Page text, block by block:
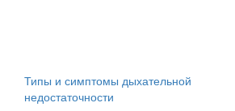
Типы и симптомы дыхательной
недостаточности